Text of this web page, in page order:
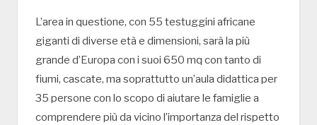
L’area in questione, con 55 testuggini africane
giganti di diverse età e dimensioni, sarà la più
grande d’Europa con i suoi 650 mq con tanto di
fiumi, cascate, ma soprattutto un’aula didattica per
35 persone con lo scopo di aiutare le famiglie a
comprendere più da vicino l’importanza del rispetto